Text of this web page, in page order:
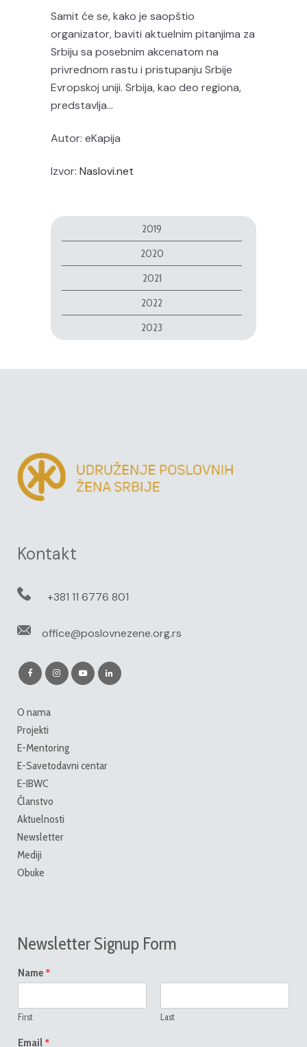
Samit će se, kako je saopštio
organizator, baviti aktuelnim pitanjima za
Srbiju sa posebnim akcenatom na
privrednom rastu i pristupanju Srbije
Evropskoj uniji. Srbija, kao deo regiona,
predstavlja…
Autor: eKapija
Izvor: Naslovi.net
2019
2020
2021
2022
2023
Kontakt
+381 11 6776 801
office@poslovnezene.org.rs
O nama
Projekti
E-Mentoring
E-Savetodavni centar
E-IBWC
Članstvo
Aktuelnosti
Newsletter
Mediji
Obuke
Newsletter Signup Form
Name *
First Last
Email *